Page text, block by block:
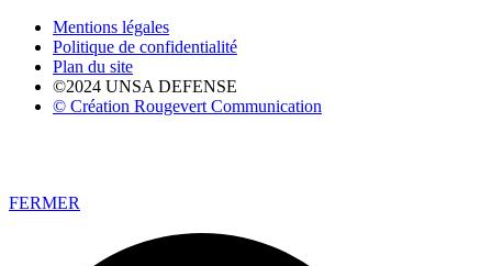
Mentions légales
Politique de confidentialité
Plan du site
©2024 UNSA DEFENSE
© Création Rougevert Communication
FERMER